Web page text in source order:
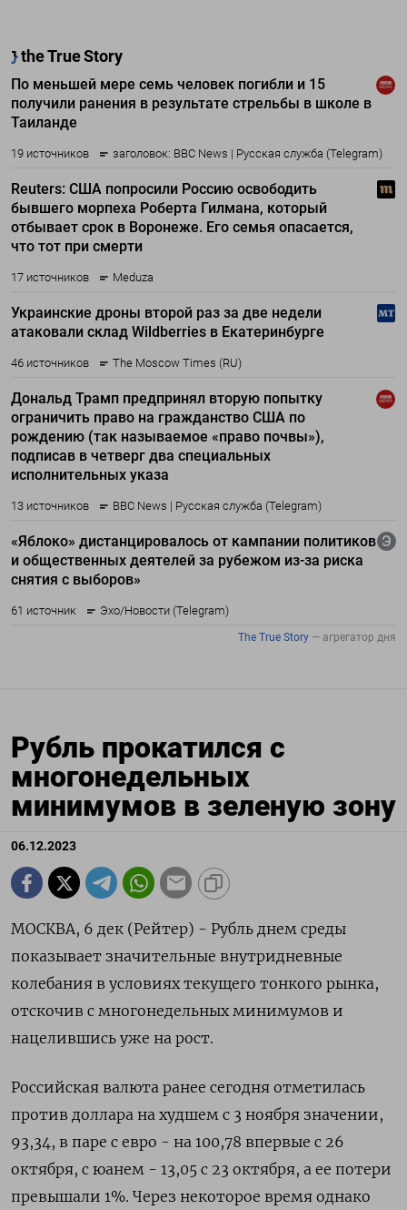
Рубль прокатился с
многонедельных
минимумов в зеленую зону
06.12.2023
МОСКВА, 6 дек (Рейтер) - Рубль днем среды
показывает значительные внутридневные
колебания в условиях текущего тонкого рынка,
отскочив с многонедельных минимумов и
нацелившись уже на рост.
Российская валюта ранее сегодня отметилась
против доллара на худшем с 3 ноября значении,
93,34, в паре с евро - на 100,78 впервые с 26
октября, с юанем - 13,05 с 23 октября, а ее потери
превышали 1%. Через некоторое время однако